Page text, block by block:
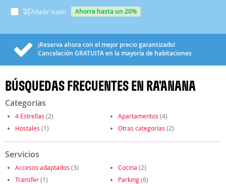
Añadir vuelo ahorra hasta un 20%
¡Reserva ahora con el mejor precio garantizado!
Cancelación GRATUITAen la mayoría de habitaciones
BÚSQUEDAS FRECUENTES EN RA'ANANA
Categorías
4 Estrellas (2) Apartamentos (4)
Hostales (1) Otras categorías (2)
Servicios
Accesos adaptados (3) Cocina (2)
Transfer(1) Parking(6)